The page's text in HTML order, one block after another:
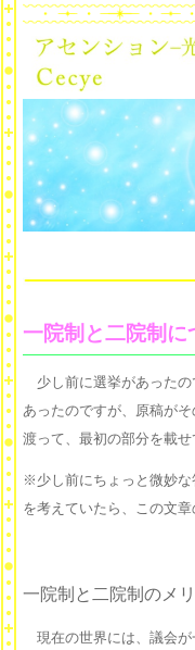
一院制と二院制
少し前に選挙があったの
あったのですが、原稿が
渡って、最初の部分を載せ
※少し前にちょっと微妙な
を考えていたら、この文
一院制と二院制のメ
現在の世界には、議会が